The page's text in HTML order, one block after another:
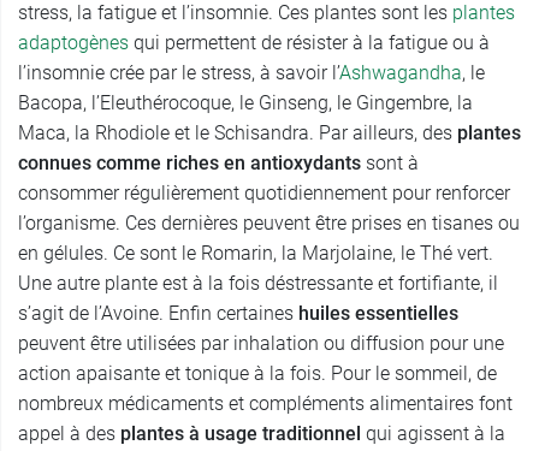
stress, la fatigue et l’insomnie. Ces plantes sont les plantes
adaptogènes qui permettent de résister à la fatigue ou à
l’insomnie crée par le stress, à savoir l’Ashwagandha, le
Bacopa, l’Eleuthérocoque, le Ginseng, le Gingembre, la
Maca, la Rhodiole et le Schisandra. Par ailleurs, des plantes
connues comme riches en antioxydants sont à
consommer régulièrement quotidiennement pour renforcer
l’organisme. Ces dernières peuvent être prises en tisanes ou
en gélules. Ce sont le Romarin, la Marjolaine, le Thé vert.
Une autre plante est à la fois déstressante et fortifiante, il
s’agit de l’Avoine. Enfin certaines huiles essentielles
peuvent être utilisées par inhalation ou diffusion pour une
action apaisante et tonique à la fois. Pour le sommeil, de
nombreux médicaments et compléments alimentaires font
appel à des plantes à usage traditionnel qui agissent à la